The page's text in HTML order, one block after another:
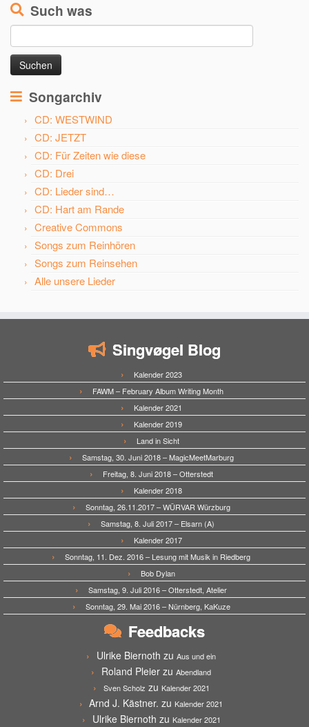
Such was
nach:
Songarchiv
CD: WESTWIND
CD: JETZT
CD: Für Zeiten wie diese
CD: Drei
CD: Lieder sind…
CD: Hart am Rande
Creative Commons
Songs zum Reinhören
Songs zum Reinsehen
Alle unsere Lieder
Singvøgel Blog
Kalender 2023
FAWM – February Album Writing Month
Kalender 2021
Kalender 2019
Land in Sicht
Samstag, 30. Juni 2018 – MagicMeetMarburg
Freitag, 8. Juni 2018 – Otterstedt
Kalender 2018
Sonntag, 26.11.2017 – WÜRVAR Würzburg
Samstag, 8. Juli 2017 – Elsarn (A)
Kalender 2017
Sonntag, 11. Dez. 2016 – Lesung mit Musik in Riedberg
Bob Dylan
Samstag, 9. Juli 2016 – Otterstedt, Atelier
Sonntag, 29. Mai 2016 – Nürnberg, KaKuze
Feedbacks
Ulrike Biernoth zu Aus und ein
Roland Pleier zu Abendland
Sven Scholz zu Kalender 2021
Arnd J. Kästner. zu Kalender 2021
Ulrike Biernoth zu Kalender 2021